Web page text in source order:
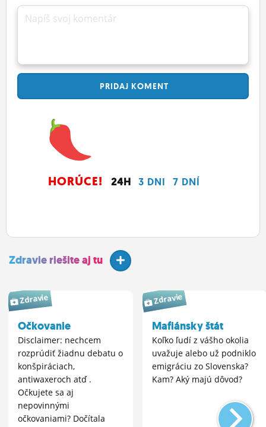
Napíš svoj komentár
PRIDAJ KOMENT
HORÚCE! 24H 3 DNI 7 DNÍ
Zdravie riešite aj tu
Zdravie
Očkovanie
Disclaimer: nechcem
rozprúdiť žiadnu debatu o
konšpiráciach,
antiwaxeroch atď .
Očkujete sa aj
nepovinnými
očkovaniami? Dočítala
Zdravie
Mafiánsky štát
Koľko ľudí z vášho okolia
uvažuje alebo už podniklo
emigráciu zo Slovenska?
Kam? Aký majú dôvod?